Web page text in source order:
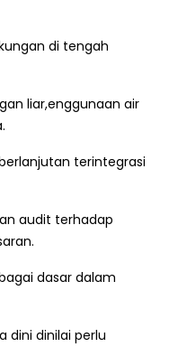
di tengah
liar,enggunaan air
terintegrasi
audit terhadap
dasar dalam
dini dinilai perlu